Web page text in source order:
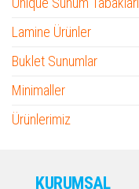
Lamine Ürünler
Buklet Sunumlar
Minimaller
Ürünlerimiz
KURUMSAL